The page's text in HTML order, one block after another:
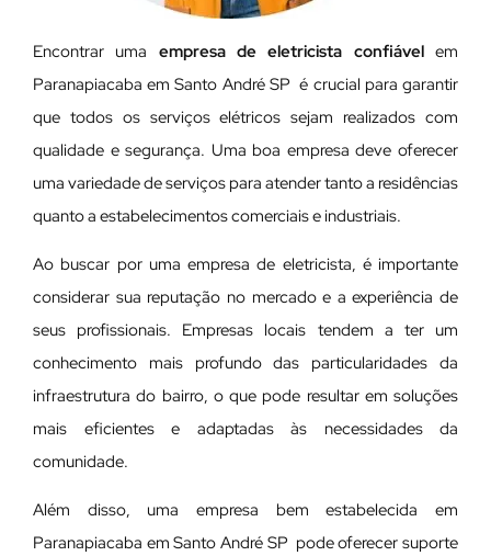
Encontrar uma empresa de eletricista confiávelem
Paranapiacaba em Santo André SP é crucial para garantir
que todos os serviços elétricos sejam realizados com
qualidade e segurança. Uma boa empresa deve oferecer
uma variedade de serviços para atender tanto a residências
quanto a estabelecimentos comerciais e industriais.
Ao buscar por uma empresa de eletricista, é importante
considerar sua reputação no mercado e a experiência de
seus profissionais. Empresas locais tendem a ter um
conhecimento mais profundo das particularidades da
infraestrutura do bairro, o que pode resultar em soluções
mais eficientes e adaptadas às necessidades da
comunidade.
Além disso, uma empresa bem estabelecida em
Paranapiacaba em Santo André SP pode oferecer suporte